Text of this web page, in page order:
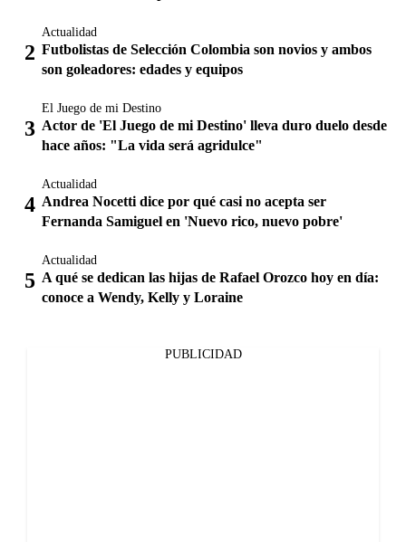
Actualidad
Futbolistas de Selección Colombia son novios y ambos
son goleadores: edades y equipos
El Juego de mi Destino
Actor de 'El Juego de mi Destino' lleva duro duelo desde
hace años: "La vida será agridulce"
Actualidad
Andrea Nocetti dice por qué casi no acepta ser
Fernanda Samiguel en 'Nuevo rico, nuevo pobre'
Actualidad
A qué se dedican las hijas de Rafael Orozco hoy en día:
conoce a Wendy, Kelly y Loraine
PUBLICIDAD